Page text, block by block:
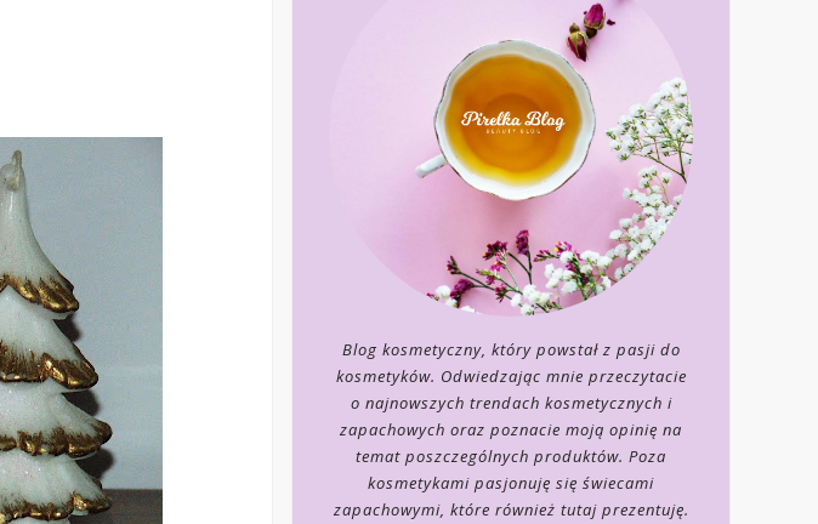
Blog kosmetyczny, który powstał z pasji do
kosmetyków. Odwiedzając mnie przeczytacie
o najnowszych trendach kosmetycznych i
zapachowych oraz poznacie moją opinię na
temat poszczególnych produktów. Poza
kosmetykami pasjonuję się świecami
zapachowymi, które również tutaj prezentuję.